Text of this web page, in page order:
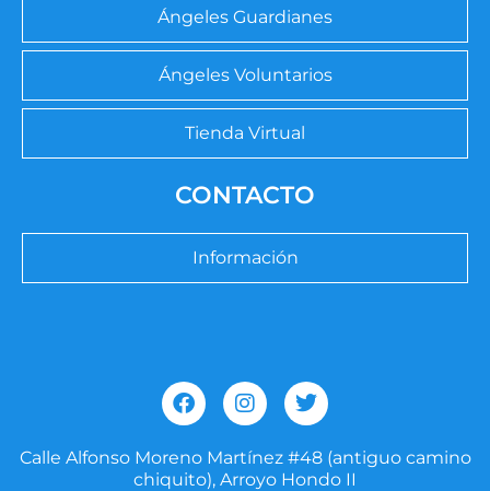
Ángeles Guardianes
Ángeles Voluntarios
Tienda Virtual
CONTACTO
Información
F
a
e
b
I
n
t
a
T
w
t
t
Calle Alfonso Moreno Martínez #48 (antiguo camino
chiquito), Arroyo Hondo II